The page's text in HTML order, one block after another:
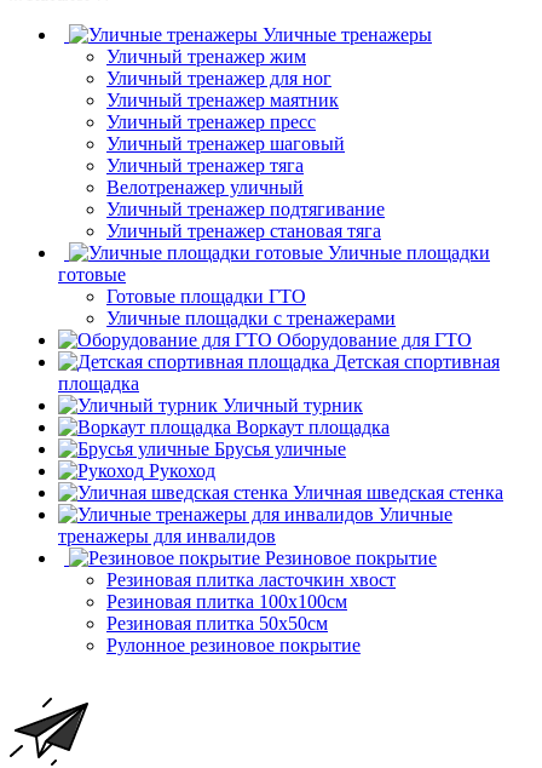
Уличные тренажеры
Уличный тренажер жим
Уличный тренажер для ног
Уличный тренажер маятник
Уличный тренажер пресс
Уличный тренажер шаговый
Уличный тренажер тяга
Велотренажер уличный
Уличный тренажер подтягивание
Уличный тренажер становая тяга
Уличные площадки
готовые
Готовые площадки ГТО
Уличные площадки с тренажерами
Оборудование для ГТО
Детская спортивная
площадка
Уличный турник
Воркаут площадка
Брусья уличные
Рукоход
Уличная шведская стенка
Уличные
тренажеры для инвалидов
Резиновое покрытие
Резиновая плитка ласточкин хвост
Резиновая плитка 100х100см
Резиновая плитка 50х50см
Рулонное резиновое покрытие